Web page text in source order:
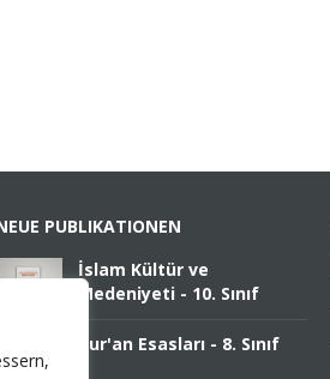
PUBLIKATIONEN
İslam Kültür ve
Medeniyeti - 10. Sınıf
Kur'an Esasları - 8. Sınıf